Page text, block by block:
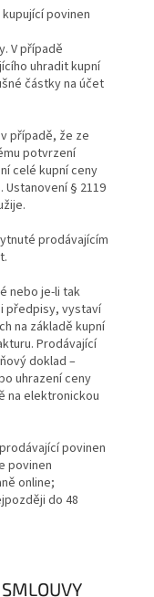
povinen
V případě
uhradit kupní
částky na účet
případě, že ze
potvrzení
celé kupní ceny
§ 2119
prodávajícím
nebo je-li tak
předpisy, vystaví
na základě kupní
Prodávající
doklad –
uhrazení ceny
na elektronickou
povinen
povinen
online;
do 48